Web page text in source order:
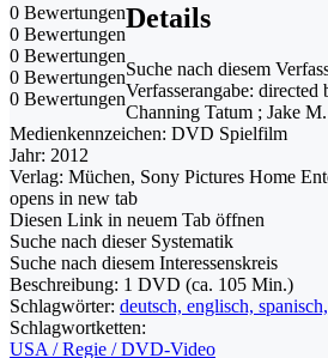
0 Bewertungen
0 Bewertungen
0 Bewertungen
0 Bewertungen
0 Bewertungen
Details
Suche nach diesem
Verfasserangabe: directed
Channing Tatum ; Jake
Medienkennzeichen: DVD Spielfilm
Jahr: 2012
Verlag: Müchen, Sony Pictures Home
opens in new tab
Diesen Link in neuem Tab öffnen
Suche nach dieser Systematik
Suche nach diesem Interessenskreis
Beschreibung: 1 DVD (ca. 105 Min.)
Schlagwörter: deutsch, englisch,
Schlagwortketten:
USA / Regie / DVD-Video